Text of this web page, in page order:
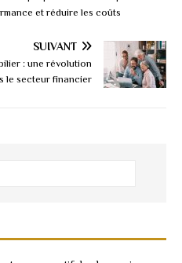
et réduire les coûts
SUIVANT
: une révolution
le secteur financier